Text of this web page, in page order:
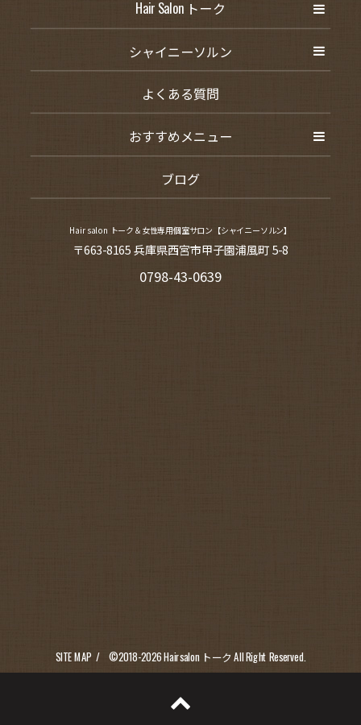
Hair Salon トーク
シャイニーソルン
よくある質問
おすすめメニュー
ブログ
Hair salon トーク＆女性専用個室サロン【シャイニーソルン】
〒663-8165 兵庫県西宮市甲子園浦風町 5-8
0798-43-0639
SITE MAP ©2018-2026Hairsalon トーク All Right Reserved.